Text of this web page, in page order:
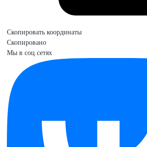
Скопировать координаты
Скопировано
Мы в соц.сетях